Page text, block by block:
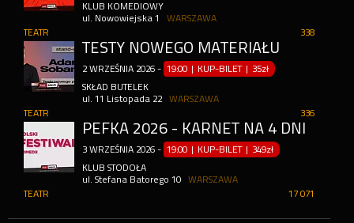
KLUB KOMEDIOWY
ul. Nowowiejska 1
WARSZAWA
338
TEATR
TESTY NOWEGO MATERIAŁU
2 WRZEŚNIA 2026 - 19:00 | KUP-BILET | 35zł
SKŁAD BUTELEK
ul. 11 Listopada 22
WARSZAWA
336
TEATR
PEFKA 2026 - KARNET NA 4 DNI
3 WRZEŚNIA 2026 - 19:00 | KUP-BILET | 349zł
KLUB STODOŁA
ul. Stefana Batorego 10
WARSZAWA
17 071
TEATR